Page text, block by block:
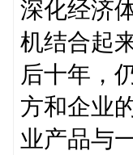
深化经济
机结合起
后十年，
方和企业
业产品与